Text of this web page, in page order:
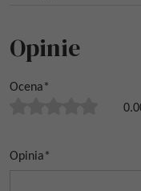
Opinie
Ocena*
Opinia*